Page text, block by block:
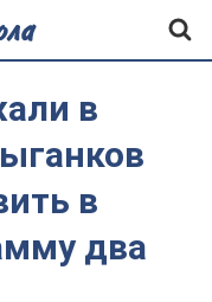
в
в
два